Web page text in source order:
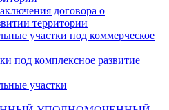
договора о
территории
участки под коммерческое
под комплексное развитие
участки